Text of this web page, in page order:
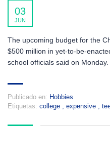
03
JUN
The upcoming budget for the
$500 million in yet-to-be-
school officials said on Monday.
Publicado en: Hobbies
Etiquetas: college , expensive ,